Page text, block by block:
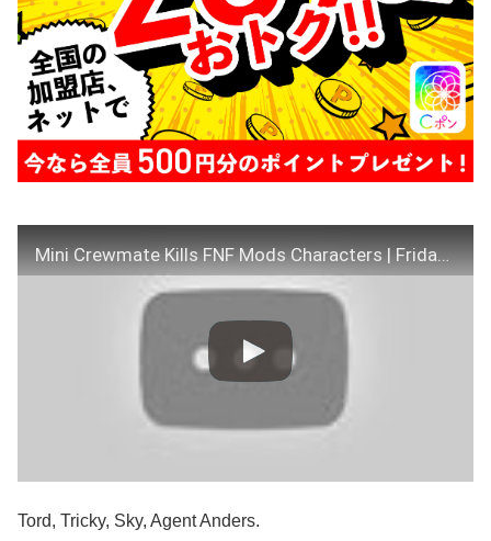
Mini Crewmate Kills FNF Mods Characters | Friday Night Funkin' vs Among Us
Tord, Tricky, Sky, Agent Anders.